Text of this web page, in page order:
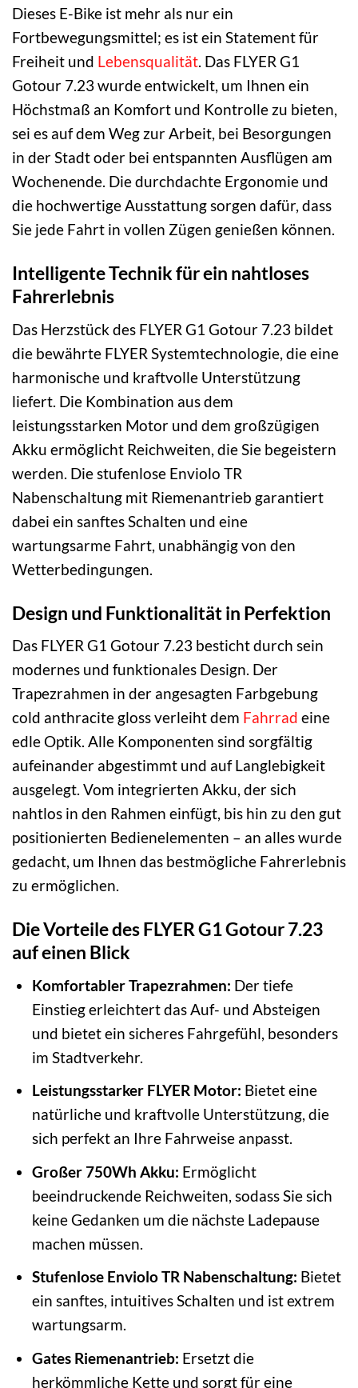
Dieses E-Bike ist mehr als nur ein
Fortbewegungsmittel; es ist ein Statement für
Freiheit und Lebensqualität. Das FLYER G1
Gotour 7.23 wurde entwickelt, um Ihnen ein
Höchstmaß an Komfort und Kontrolle zu bieten,
sei es auf dem Weg zur Arbeit, bei Besorgungen
in der Stadt oder bei entspannten Ausflügen am
Wochenende. Die durchdachte Ergonomie und
die hochwertige Ausstattung sorgen dafür, dass
Sie jede Fahrt in vollen Zügen genießen können.
Intelligente Technik für ein nahtloses
Fahrerlebnis
Das Herzstück des FLYER G1 Gotour 7.23 bildet
die bewährte FLYER Systemtechnologie, die eine
harmonische und kraftvolle Unterstützung
liefert. Die Kombination aus dem
leistungsstarken Motor und dem großzügigen
Akku ermöglicht Reichweiten, die Sie begeistern
werden. Die stufenlose Enviolo TR
Nabenschaltung mit Riemenantrieb garantiert
dabei ein sanftes Schalten und eine
wartungsarme Fahrt, unabhängig von den
Wetterbedingungen.
Design und Funktionalität in Perfektion
Das FLYER G1 Gotour 7.23 besticht durch sein
modernes und funktionales Design. Der
Trapezrahmen in der angesagten Farbgebung
cold anthracite gloss verleiht dem Fahrrad eine
edle Optik. Alle Komponenten sind sorgfältig
aufeinander abgestimmt und auf Langlebigkeit
ausgelegt. Vom integrierten Akku, der sich
nahtlos in den Rahmen einfügt, bis hin zu den gut
positionierten Bedienelementen – an alles wurde
gedacht, um Ihnen das bestmögliche Fahrerlebnis
zu ermöglichen.
Die Vorteile des FLYER G1 Gotour 7.23
auf einen Blick
Komfortabler Trapezrahmen: Der tiefe
Einstieg erleichtert das Auf- und Absteigen
und bietet ein sicheres Fahrgefühl, besonders
im Stadtverkehr.
Leistungsstarker FLYER Motor: Bietet eine
natürliche und kraftvolle Unterstützung, die
sich perfekt an Ihre Fahrweise anpasst.
Großer 750Wh Akku: Ermöglicht
beeindruckende Reichweiten, sodass Sie sich
keine Gedanken um die nächste Ladepause
machen müssen.
Stufenlose Enviolo TR Nabenschaltung: Bietet
ein sanftes, intuitives Schalten und ist extrem
wartungsarm.
Gates Riemenantrieb: Ersetzt die
herkömmliche Kette und sorgt für eine